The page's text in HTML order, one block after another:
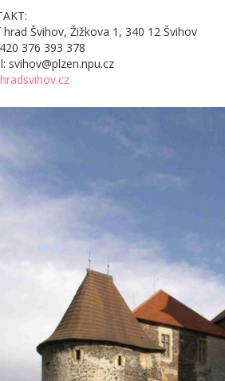
hrad Švihov, Žižkova 1, 340 12 Švihov
376 393 378
svihov@plzen.npu.cz